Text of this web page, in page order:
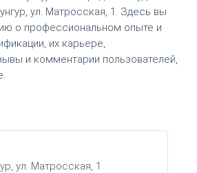
ул. Матросская, 1. Здесь вы
о профессиональном опыте и
их карьере,
и комментарии пользователей,
ул. Матросская, 1